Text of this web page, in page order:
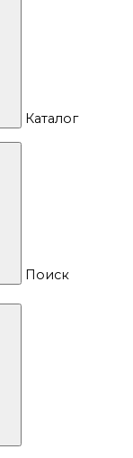
Каталог
Поиск